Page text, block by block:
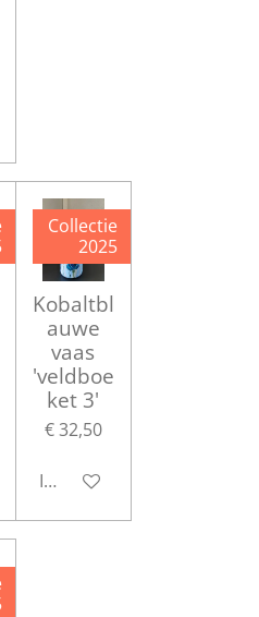
Collectie
2025
Kobaltbl
auwe
vaas
'veldboe
ket 3'
€ 32,50
In winkelwagen